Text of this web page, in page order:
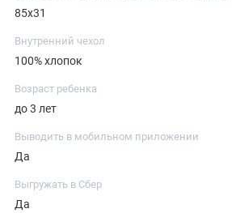
85x31
Внутренний чехол
100% хлопок
Возраст ребенка
до 3 лет
Выводить в мобильном приложении
Да
Выгружать в Сбер
Да